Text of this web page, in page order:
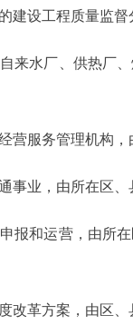
建设工程质量监
水厂、供热厂、
服务管理机构，
业，由所在区、
和运营，由所在
革方案，由区、